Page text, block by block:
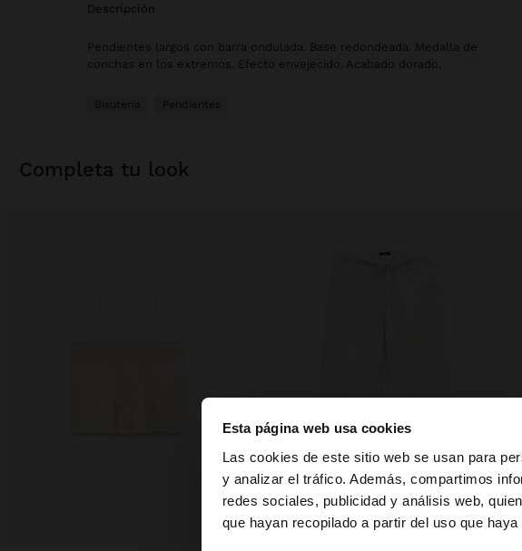
Esta página web usa cookies
Las cookies de este sitio web se usan para
y analizar el tráfico. Además, compartimos
redes sociales, publicidad y análisis web,
que hayan recopilado a partir del uso que
hola
Estás accediendo a la web de
descripción
Pendientes largos con barra ondulada. Base redondeada. Medalla de
conchas en los extremos. Efecto envejecido. Acabado dorado.
Bisutería Pendientes
completa tu look